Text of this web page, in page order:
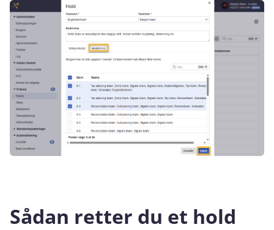
Sådan retter du et hold